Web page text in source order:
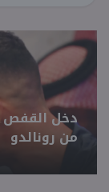
دخل القفص
من رونالدو